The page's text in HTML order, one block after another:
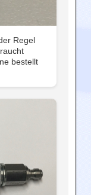
Regel
bestellt